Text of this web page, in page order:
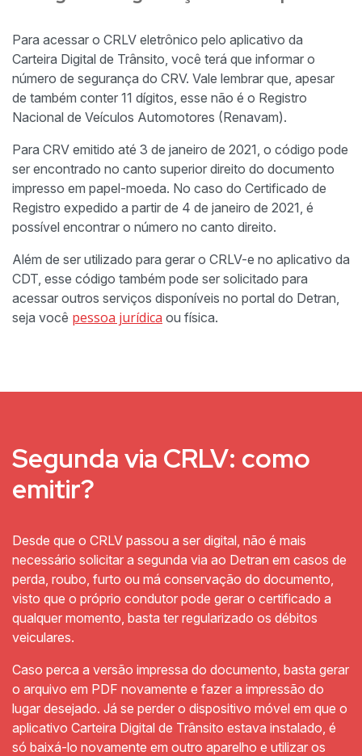
Para acessar o CRLV eletrônico pelo aplicativo da
Carteira Digital de Trânsito, você terá que informar o
número de segurança do CRV. Vale lembrar que, apesar
de também conter 11 dígitos, esse não é o Registro
Nacional de Veículos Automotores (Renavam).
Para CRV emitido até 3 de janeiro de 2021, o código pode
ser encontrado no canto superior direito do documento
impresso em papel-moeda. No caso do Certificado de
Registro expedido a partir de 4 de janeiro de 2021, é
possível encontrar o número no canto direito.
Além de ser utilizado para gerar o CRLV-e no aplicativo da
CDT, esse código também pode ser solicitado para
acessar outros serviços disponíveis no portal do Detran,
seja você pessoa jurídica ou física.
Segunda via CRLV: como
emitir?
Desde que o CRLV passou a ser digital, não é mais
necessário solicitar a segunda via ao Detran em casos de
perda, roubo, furto ou má conservação do documento,
visto que o próprio condutor pode gerar o certificado a
qualquer momento, basta ter regularizado os débitos
veiculares.
Caso perca a versão impressa do documento, basta gerar
o arquivo em PDF novamente e fazer a impressão do
lugar desejado. Já se perder o dispositivo móvel em que o
aplicativo Carteira Digital de Trânsito estava instalado, é
só baixá-lo novamente em outro aparelho e utilizar os